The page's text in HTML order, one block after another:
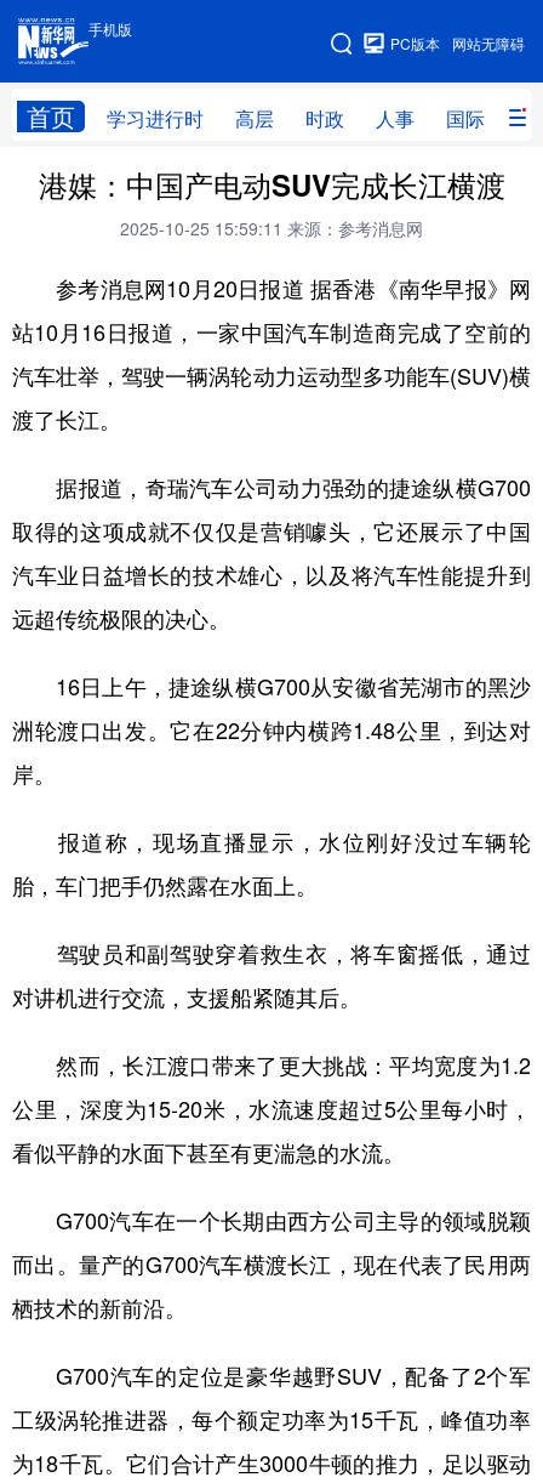
手机版
网站无障碍
PC版本
首页 学习进行时 高层 时政 人事 国际 财
手机版
网站地图
学习进行时 高层 时政 人事
财经 网评
台湾 思客智库 全球连线 教育
科技 科创 量子 体育
文化 书画 健康 军事
访谈
法律 中央文件 金融 汽车
食品 人居 信息化 数字经济
学术中国 乡村振兴 银龄 溯源中国
彩票 娱乐 时尚 悦读
公益 一带一路 亚太网 上市公司
地方频道
北京 天津 山西
辽宁 吉林 上海
山东 河南 湖北 湖南
广东 广西 海南
新疆
多语种频道
港媒：中国产电动SUV完成长江横渡
2025-10-25 15:59:11 来源：参考消息网
参考消息网10月20日报道 据香港《南华早报》网
站10月16日报道，一家中国汽车制造商完成了空前的
汽车壮举，驾驶一辆涡轮动力运动型多功能车(SUV)横
渡了长江。
据报道，奇瑞汽车公司动力强劲的捷途纵横G700
取得的这项成就不仅仅是营销噱头，它还展示了中国
汽车业日益增长的技术雄心，以及将汽车性能提升到
远超传统极限的决心。
16日上午，捷途纵横G700从安徽省芜湖市的黑沙
洲轮渡口出发。它在22分钟内横跨1.48公里，到达对
岸。
报道称，现场直播显示，水位刚好没过车辆轮
胎，车门把手仍然露在水面上。
驾驶员和副驾驶穿着救生衣，将车窗摇低，通过
对讲机进行交流，支援船紧随其后。
然而，长江渡口带来了更大挑战：平均宽度为1.2
公里，深度为15-20米，水流速度超过5公里每小时，
看似平静的水面下甚至有更湍急的水流。
G700汽车在一个长期由西方公司主导的领域脱颖
而出。量产的G700汽车横渡长江，现在代表了民用两
栖技术的新前沿。
G700汽车的定位是豪华越野SUV，配备了2个军
工级涡轮推进器，每个额定功率为15千瓦，峰值功率
为18千瓦。它们合计产生3000牛顿的推力，足以驱动